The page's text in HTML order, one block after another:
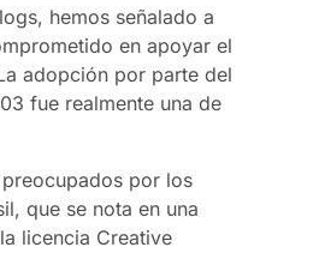
hemos señalado a
en apoyar el
adopción por parte del
fue realmente una de
por los
que se nota en una
licencia Creative